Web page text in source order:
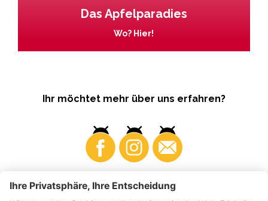
Das Apfelparadies
Wo? Hier!
Ihr möchtet mehr über uns erfahren?
Business Produzenten